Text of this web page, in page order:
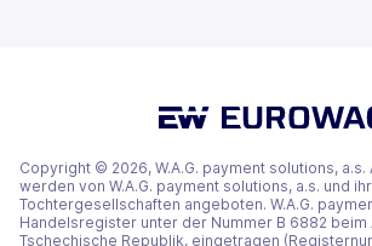
Copyright © 2026, W.A.G. payment solutions,
werden von W.A.G. payment solutions, a.s. und
Tochtergesellschaften angeboten. W.A.G.
Handelsregister unter der Nummer B 6882 beim
Tschechische Republik, eingetragen